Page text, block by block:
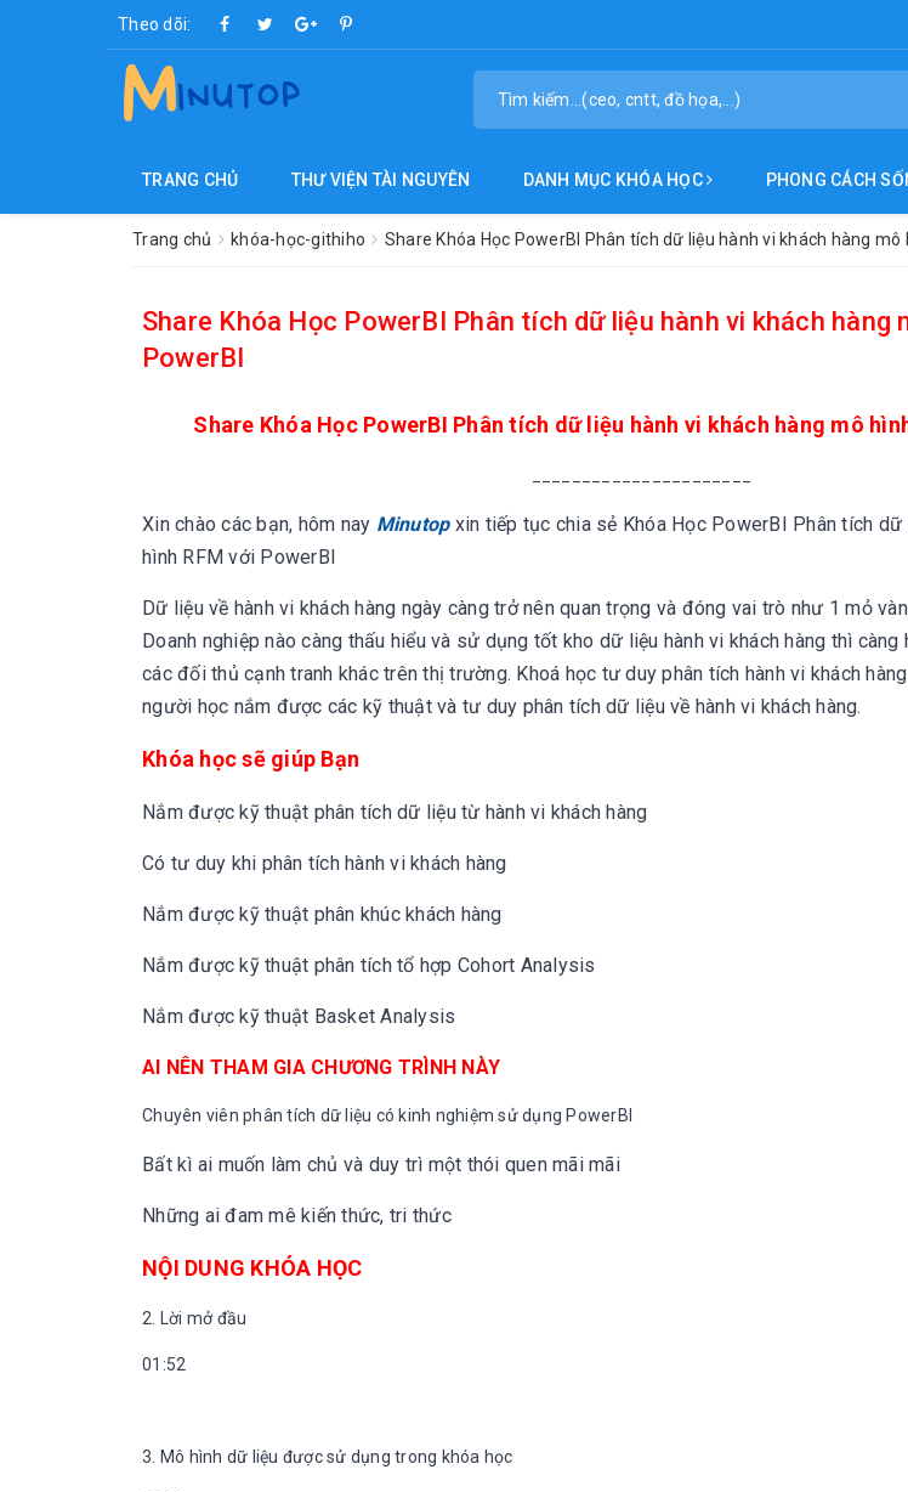
Theo dõi:
TRANG CHỦ THƯ VIỆN TÀI NGUYÊN DANH MỤC KHÓA HỌC PHONG CÁCH
Trang chủ khóa-học-githiho Share Khóa Học PowerBI Phân tích dữ liệu hành vi khách hàng mô
Share Khóa Học PowerBI Phân tích dữ liệu hành vi khách hàng
PowerBI
Share Khóa Học PowerBI Phân tích dữ liệu hành vi khách hàng mô
Xin chào các bạn, hôm nay Minutop xin tiếp tục chia sẻ Khóa Học PowerBI Phân tích dữ
hình RFM với PowerBI
Dữ liệu về hành vi khách hàng ngày càng trở nên quan trọng và đóng vai trò như 1 mỏ
Doanh nghiệp nào càng thấu hiểu và sử dụng tốt kho dữ liệu hành vi khách hàng thì
các đối thủ cạnh tranh khác trên thị trường. Khoá học tư duy phân tích hành vi khách
người học nắm được các kỹ thuật và tư duy phân tích dữ liệu về hành vi khách hàng.
Khóa học sẽ giúp Bạn
Nắm được kỹ thuật phân tích dữ liệu từ hành vi khách hàng
Có tư duy khi phân tích hành vi khách hàng
Nắm được kỹ thuật phân khúc khách hàng
Nắm được kỹ thuật phân tích tổ hợp Cohort Analysis
Nắm được kỹ thuật Basket Analysis
AI NÊN THAM GIA CHƯƠNG TRÌNH NÀY
Chuyên viên phân tích dữ liệu có kinh nghiệm sử dụng PowerBI
Bất kì ai muốn làm chủ và duy trì một thói quen mãi mãi
Những ai đam mê kiến thức, tri thức
NỘI DUNG KHÓA HỌC
2. Lời mở đầu
01:52
3. Mô hình dữ liệu được sử dụng trong khóa học